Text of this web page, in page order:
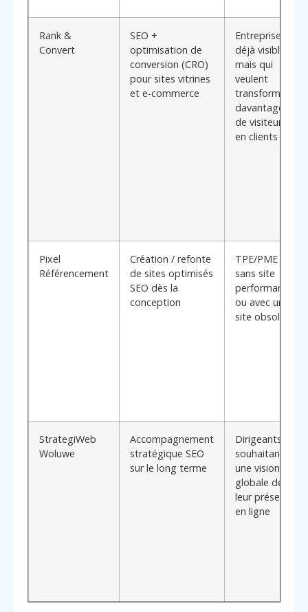
Rank &
Convert
SEO +
optimisation de
conversion (CRO)
pour sites vitrines
et e-commerce
Entreprises
déjà visibles
mais qui
veulent
transformer
davantage
de visiteurs
en clients
Pixel
Référencement
Création / refonte
de sites optimisés
SEO dès la
conception
TPE/PME
sans site
performant
ou avec un
site obsolète
StrategiWeb
Woluwe
Accompagnement
stratégique SEO
sur le long terme
Dirigeants
souhaitant
une vision
globale de
leur présence
en ligne